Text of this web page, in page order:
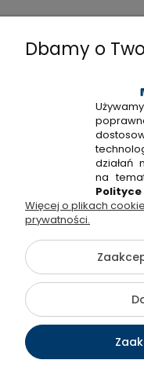
Hossa Medical Sp. z
Warszawa, woj.
©2026 Wszelkie
Dbamy o
działań
na
Więcej o plikach
prywatności.